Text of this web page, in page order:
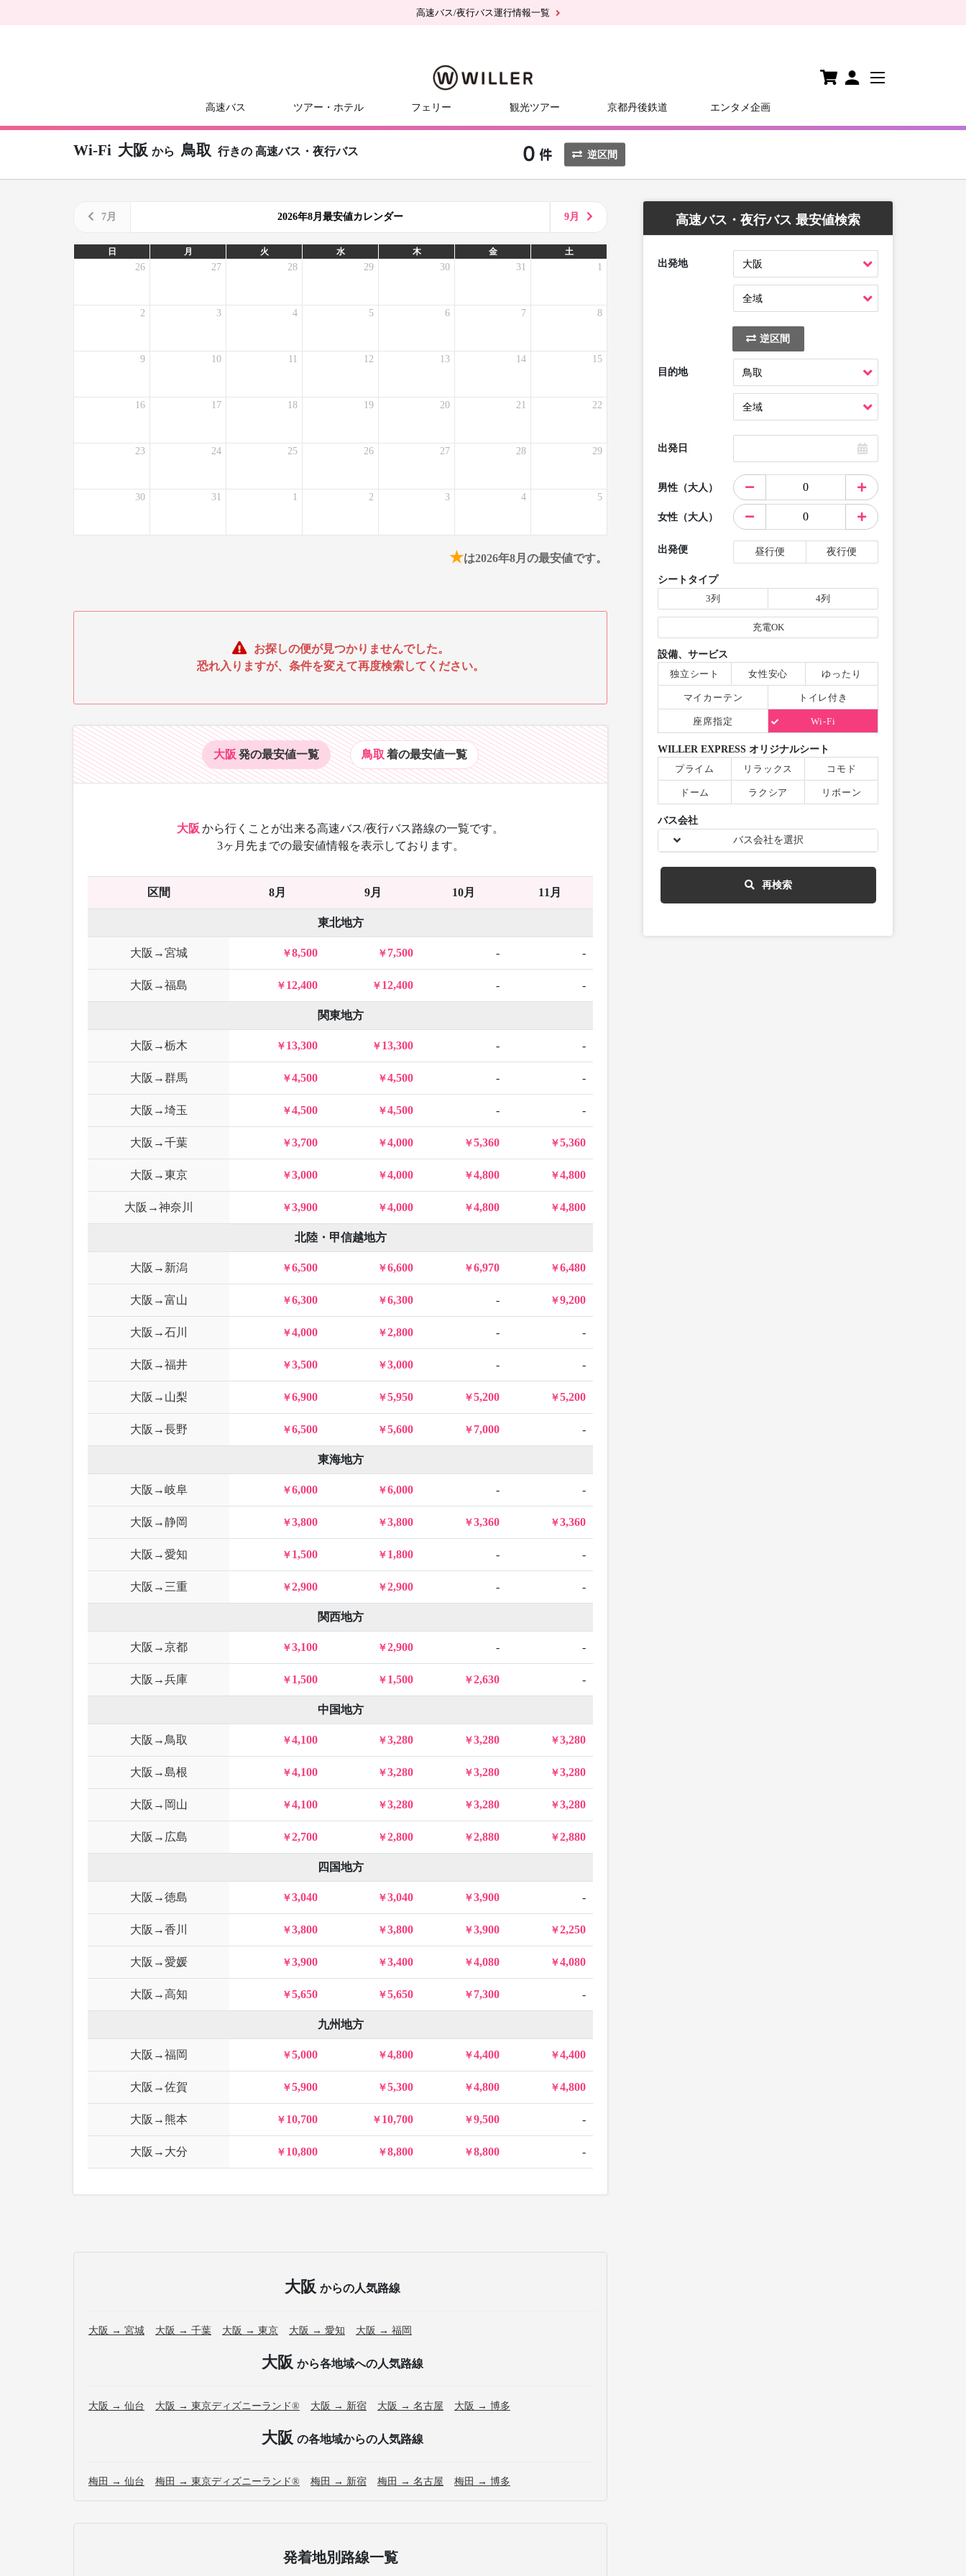
高速バス/夜行バス運行情報一覧
高速バス ツアー・ホテル フェリー 観光ツアー 京都丹後鉄道 エンタメ企画
Wi-Fi 大阪 から 鳥取 行きの 高速バス・夜行バス 逆区間
7月 2026年8月最安値カレンダー 9月
日 月 火 水 木 金 土
26 27 28 29 30 31 1
2 3 4 5 6 7 8
9 10 11 12 13 14 15
16 17 18 19 20 21 22
23 24 25 26 27 28 29
30 31 1 2 3 4 5
★は2026年8月の最安値です。
お探しの便が見つかりませんでした。
恐れ入りますが、条件を変えて再度検索してください。
大阪 発の最安値一覧 鳥取 着の最安値一覧
大阪 から行くことが出来る高速バス/夜行バス路線の一覧です。
3ヶ月先までの最安値情報を表示しております。
区間 8月 9月 10月 11月
東北地方
大阪→宮城 8,500 7,500 - -
大阪→福島 12,400 12,400 - -
関東地方
大阪→栃木 13,300 13,300 - -
大阪→群馬 4,500 4,500 - -
大阪→埼玉 4,500 4,500 - -
大阪→千葉 3,700 4,000 5,360 5,360
大阪→東京 3,000 4,000 4,800 4,800
大阪→神奈川 3,900 4,000 4,800 4,800
北陸・甲信越地方
大阪→新潟 6,500 6,600 6,970 6,480
大阪→富山 6,300 6,300 - 9,200
大阪→石川 4,000 2,800 - -
大阪→福井 3,500 3,000 - -
大阪→山梨 6,900 5,950 5,200 5,200
大阪→長野 6,500 5,600 7,000 -
東海地方
大阪→岐阜 6,000 6,000 - -
大阪→静岡 3,800 3,800 3,360 3,360
大阪→愛知 1,500 1,800 - -
大阪→三重 2,900 2,900 - -
関西地方
大阪→京都 3,100 2,900 - -
大阪→兵庫 1,500 1,500 2,630 -
中国地方
大阪→鳥取 4,100 3,280 3,280 3,280
大阪→島根 4,100 3,280 3,280 3,280
大阪→岡山 4,100 3,280 3,280 3,280
大阪→広島 2,700 2,800 2,880 2,880
四国地方
大阪→徳島 3,040 3,040 3,900 -
大阪→香川 3,800 3,800 3,900 2,250
大阪→愛媛 3,900 3,400 4,080 4,080
大阪→高知 5,650 5,650 7,300 -
九州地方
大阪→福岡 5,000 4,800 4,400 4,400
大阪→佐賀 5,900 5,300 4,800 4,800
大阪→熊本 10,700 10,700 9,500 -
大阪→大分 10,800 8,800 8,800 -
大阪 からの人気路線
大阪 → 宮城 大阪 → 千葉 大阪 → 東京 大阪 → 愛知 大阪 → 福岡
大阪 から各地域への人気路線
大阪 → 仙台 大阪 → 東京ディズニーランド® 大阪 → 新宿 大阪 → 名古屋 大阪 → 博多
大阪 の各地域からの人気路線
梅田 → 仙台 梅田 → 東京ディズニーランド® 梅田 → 新宿 梅田 → 名古屋 梅田 → 博多
発着地別路線一覧
高速バス・夜行バス 最安値検索
出発地
逆区間
目的地
出発日
男性（大人）
女性（大人）
出発便 昼行便 夜行便
シートタイプ
3列
4列
充電OK
設備、サービス
独立シート
女性安心 ゆったり
マイカーテン トイレ付き
座席指定 Wi-Fi
WILLER EXPRESS オリジナルシート
プライム
リラックス コモド
ドーム ラクシア リボーン
バス会社
バス会社を選択
再検索